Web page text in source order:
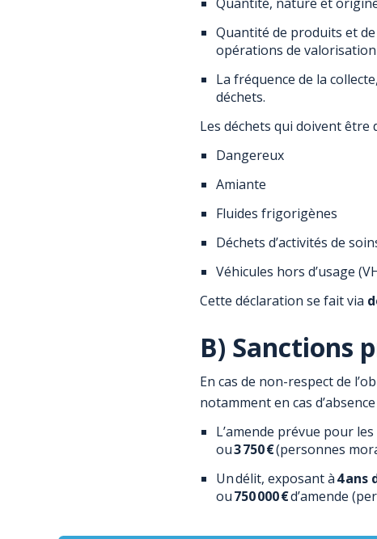
Quantité de produits et
opérations de valorisation
La fréquence de la
déchets.
Les déchets qui doivent être
Dangereux
Amiante
Fluides frigorigènes
Déchets d’activités de
Véhicules hors d’usage
Cette déclaration se fait via
B) Sanctions
En cas de non-respect de
notamment en cas
L’amende prévue pour
ou3 750 €(personnes
Un délit, exposant à4 ans
ou750 000 €d’amende